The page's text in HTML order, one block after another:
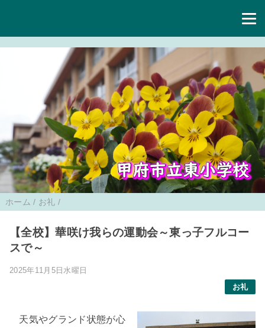
ホーム / お礼 /
【全校】華咲け我らの運動会～東っ子フルコー
スで～
2025年11月5日水曜日
お礼
天気やグランド状態が心